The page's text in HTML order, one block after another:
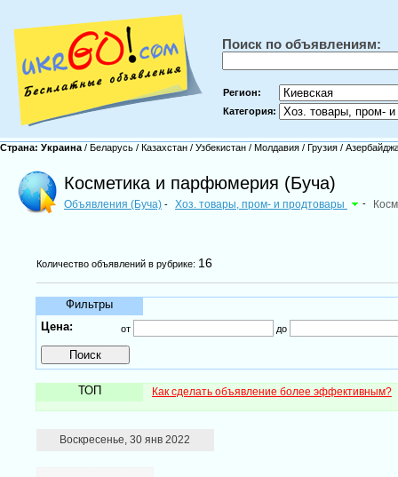
Поиск по объявлениям:
Регион:
Категория:
Страна: Украина / Беларусь / Казахстан / Узбекистан / Молдавия / Грузия /
Косметика и парфюмерия (Буча)
Объявления (Буча) - Хоз. товары, пром- и продтовары -
Количество объявлений в рубрике: 16
Фильтры
Цена:
от до
ТОП Как сделать объявление более эффективным?
Воскресенье, 30 янв 2022